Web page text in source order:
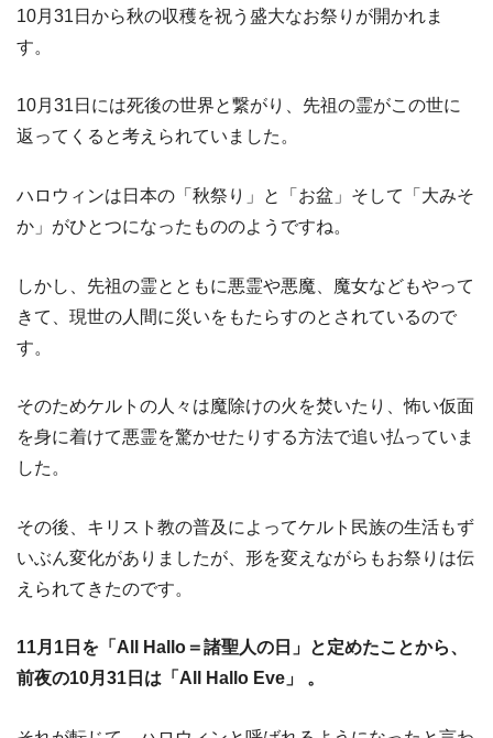
10月31日から秋の収穫を祝う盛大なお祭りが開かれま
す。
10月31日には死後の世界と繋がり、先祖の霊がこの世に
返ってくると考えられていました。
ハロウィンは日本の「秋祭り」と「お盆」そして「大みそ
か」がひとつになったもののようですね。
しかし、先祖の霊とともに悪霊や悪魔、魔女などもやって
きて、現世の人間に災いをもたらすのとされているので
す。
そのためケルトの人々は魔除けの火を焚いたり、怖い仮面
を身に着けて悪霊を驚かせたりする方法で追い払っていま
した。
その後、キリスト教の普及によってケルト民族の生活もず
いぶん変化がありましたが、形を変えながらもお祭りは伝
えられてきたのです。
11月1日を「All Hallo＝諸聖人の日」と定めたことから、
前夜の10月31日は「All Hallo Eve」 。